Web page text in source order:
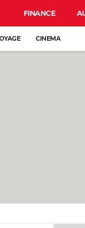
FINANCE
CINEMA